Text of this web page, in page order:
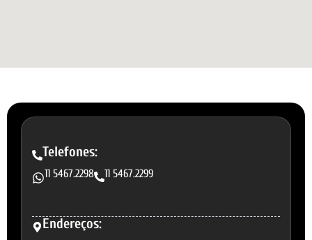
Telefones:
11 5467.2298 11 5467.2299
Endereços: